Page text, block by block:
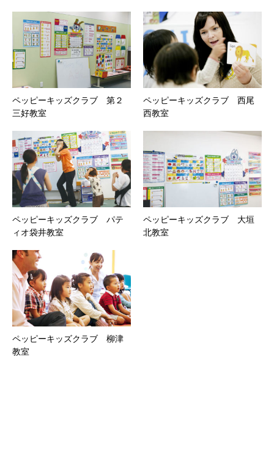
ペッピーキッズクラブ 第２
三好教室
ペッピーキッズクラブ 西尾
西教室
ペッピーキッズクラブ パテ
ィオ袋井教室
ペッピーキッズクラブ 大垣
北教室
ペッピーキッズクラブ 柳津
教室